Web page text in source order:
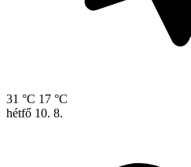
31 °C 17 °C
hétfő 10. 8.